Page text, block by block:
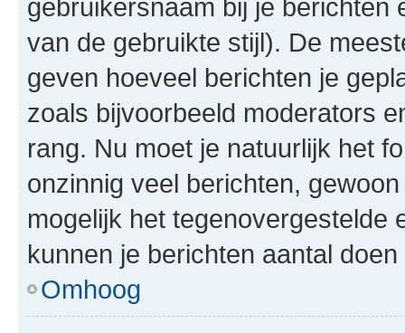
gebruikersnaam bij je berichten
van de gebruikte stijl). De
geven hoeveel berichten je
zoals bijvoorbeeld moderators
rang. Nu moet je natuurlijk het
onzinnig veel berichten,
mogelijk het tegenovergestelde
kunnen je berichten aantal doen
Omhoog